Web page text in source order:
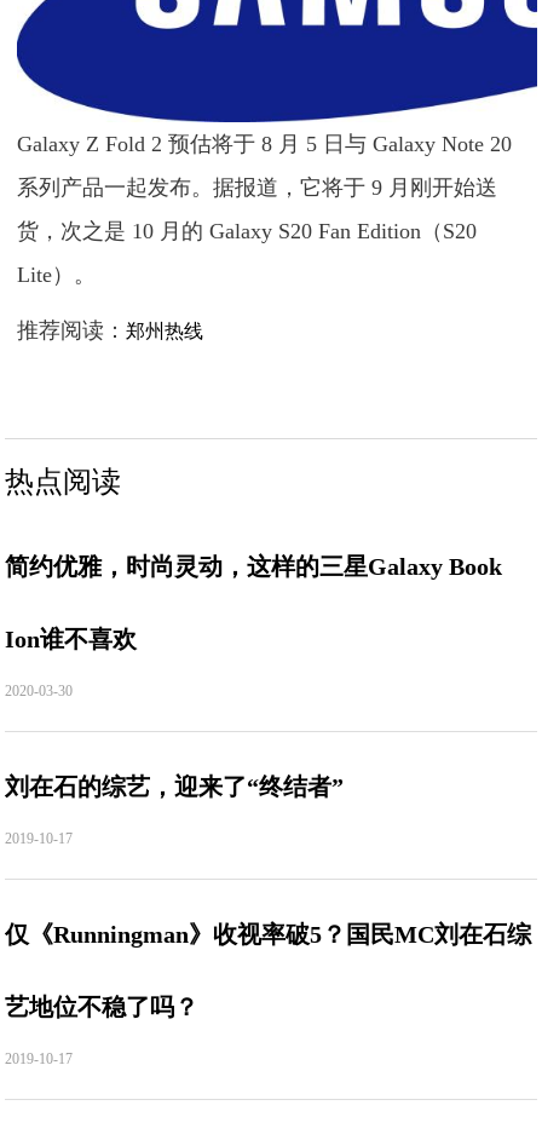
Galaxy Z Fold 2 预估将于 8 月 5 日与 Galaxy Note 20
系列产品一起发布。据报道，它将于 9 月刚开始送
货，次之是 10 月的 Galaxy S20 Fan Edition（S20
Lite）。
推荐阅读：郑州热线
热点阅读
简约优雅，时尚灵动，这样的三星Galaxy Book
Ion谁不喜欢
2020-03-30
刘在石的综艺，迎来了“终结者”
2019-10-17
仅《Runningman》收视率破5？国民MC刘在石综
艺地位不稳了吗？
2019-10-17